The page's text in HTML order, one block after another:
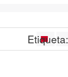
Etiqueta: